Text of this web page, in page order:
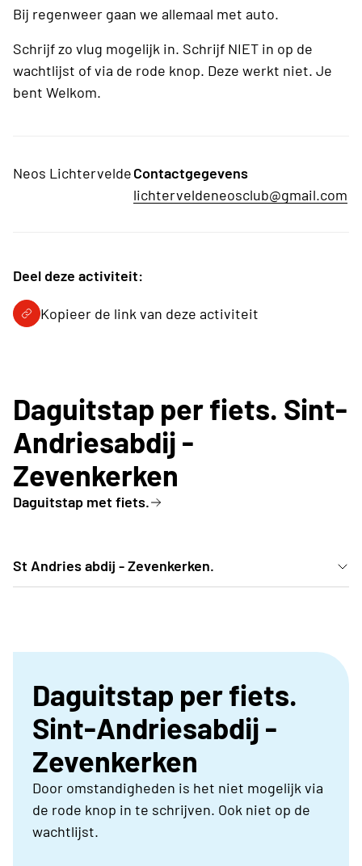
Bij regenweer gaan we allemaal met auto.
Schrijf zo vlug mogelijk in. Schrijf NIET in op de
wachtlijst of via de rode knop. Deze werkt niet. Je
bent Welkom.
Neos LichterveldeContactgegevens
lichterveldeneosclub@gmail.com
Deel deze activiteit:
Kopieer de link van deze activiteit
Daguitstap per fiets. Sint-
Andriesabdij -
Zevenkerken
Daguitstap met fiets.
St Andries abdij - Zevenkerken.
Daguitstap per fiets.
Sint-Andriesabdij -
Zevenkerken
Door omstandigheden is het niet mogelijk via
de rode knop in te schrijven. Ook niet op de
wachtlijst.